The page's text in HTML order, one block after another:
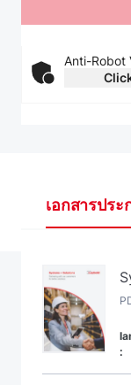
Anti-Robot
เอกสารประ
: